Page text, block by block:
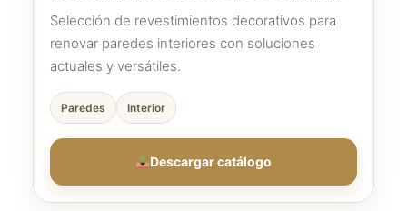
Selección de revestimientos decorativos para
renovar paredes interiores con soluciones
actuales y versátiles.
Paredes Interior
Descargar catálogo